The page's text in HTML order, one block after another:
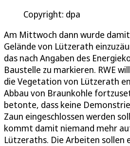
Copyright: dpa
Am Mittwoch dann wurde
Gelände von Lützerath
das nach Angaben des
Baustelle zu markieren. RWE
die Vegetation von Lützerath
Abbau von Braunkohle
betonte, dass keine
Zaun eingeschlossen werden
kommt damit niemand mehr
Lützeraths. Die Arbeiten sollen